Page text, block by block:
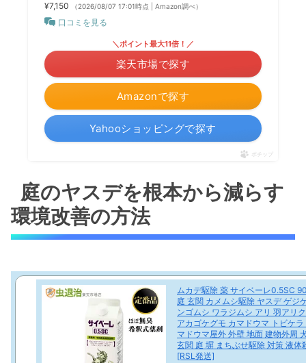
¥7,150
（2026/08/07 17:01時点 | Amazon調べ）
口コミを見る
Amazonで探す
＼ポイント最大11倍！／
楽天市場で探す
Yahooショッピングで探す
ポチップ
庭のヤスデを根本から減らす
環境改善の方法
ムカデ駆除 薬 サイベーレ0.5SC
庭 玄関 カメムシ駆除 ヤスデ ゲジ
ンゴムシ ワラジムシ アリ 羽アリ
アカゴケグモ カマドウマ トビケラ
マドウマ屋外 外壁 地面 建物外周
玄関 庭 塀 まちぶせ駆除 対策 液体
[RSL発送]